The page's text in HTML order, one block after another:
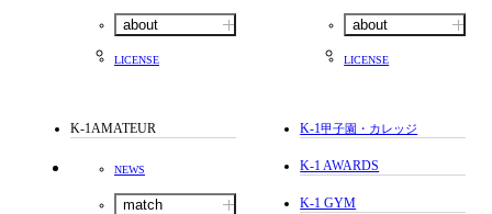
about
LICENSE
about
LICENSE
K-1AMATEUR
NEWS
match
K-1甲子園・カレッジ
K-1 AWARDS
K-1 GYM